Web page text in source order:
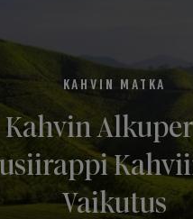
KAHVIN MATKA
Kahvin
Vaikutus